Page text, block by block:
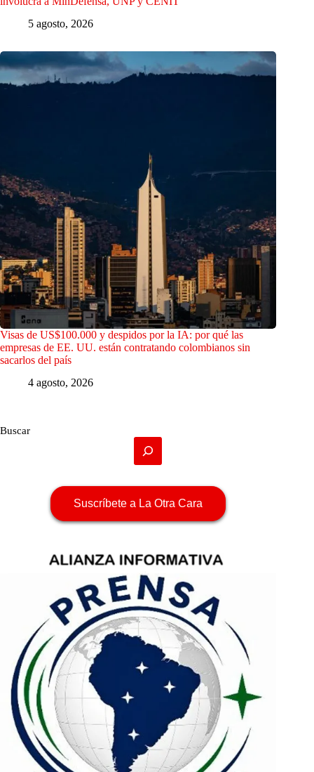
5 agosto, 2026
Visas de US$100.000 y despidos por la IA: por qué las
empresas de EE. UU. están contratando colombianos sin
sacarlos del país
4 agosto, 2026
Buscar
Suscríbete a La Otra Cara